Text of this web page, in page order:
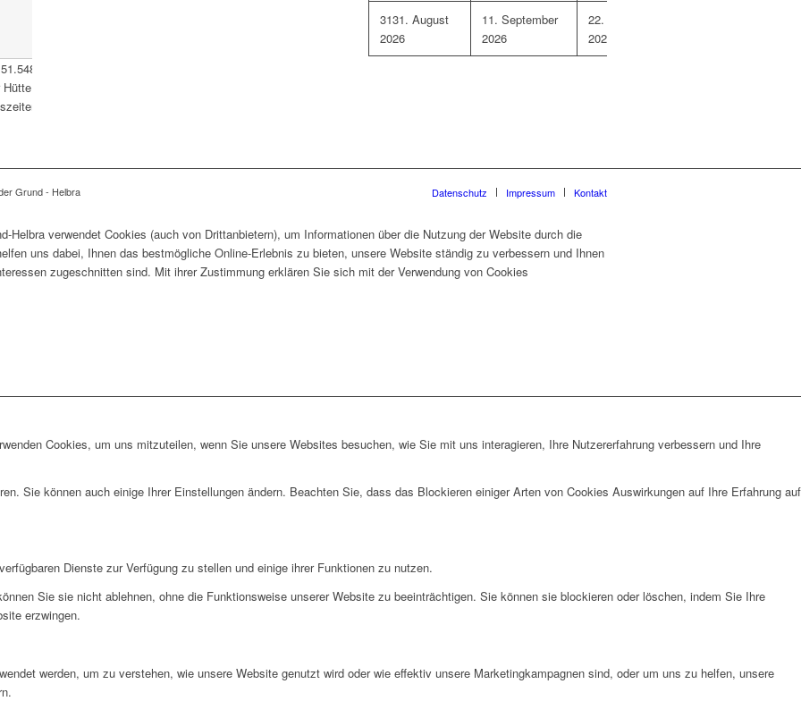
51.548177
1 06311 Helbra Tel.: 034772/ 50-0 E-Mail:
Siehe Startseite
3131. August
2026
11. September
2026
22. September
2026
Grund - Helbra Datenschutz Impressum Kontakt
Helbra verwendet Cookies (auch von Drittanbietern), um Informationen über die Nutzung der Website durch die
uns dabei, Ihnen das bestmögliche Online-Erlebnis zu bieten, unsere Website ständig zu verbessern und Ihnen
zugeschnitten sind. Mit ihrer Zustimmung erklären Sie sich mit der Verwendung von Cookies
Cookies, um uns mitzuteilen, wenn Sie unsere Websites besuchen, wie Sie mit uns interagieren, Ihre Nutzererfahrung verbessern und Ihre
Sie können auch einige Ihrer Einstellungen ändern. Beachten Sie, dass das Blockieren einiger Arten von Cookies Auswirkungen auf Ihre Erfahrung auf
Dienste zur Verfügung zu stellen und einige ihrer Funktionen zu nutzen.
Sie sie nicht ablehnen, ohne die Funktionsweise unserer Website zu beeinträchtigen. Sie können sie blockieren oder löschen, indem Sie Ihre
erzwingen.
werden, um zu verstehen, wie unsere Website genutzt wird oder wie effektiv unsere Marketingkampagnen sind, oder um uns zu helfen, unsere